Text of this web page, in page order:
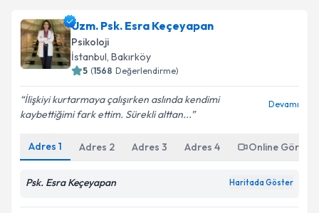
Uzm. Psk. Esra Keçeyapan
Psikoloji
İstanbul, Bakırköy
5 (1568 Değerlendirme)
İlişkiyi kurtarmaya çalışırken aslında kendimi
kaybettiğimi fark ettim. Sürekli alttan...
Devamı
Adres 1 Adres 2 Adres 3 Adres 4 Online
Psk. Esra Keçeyapan Haritada Göster